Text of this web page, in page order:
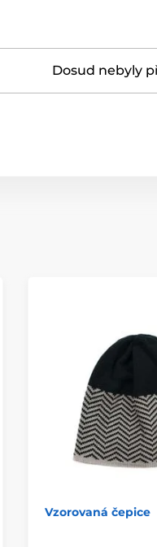
Dosud nebyly
Vzorovaná čepice